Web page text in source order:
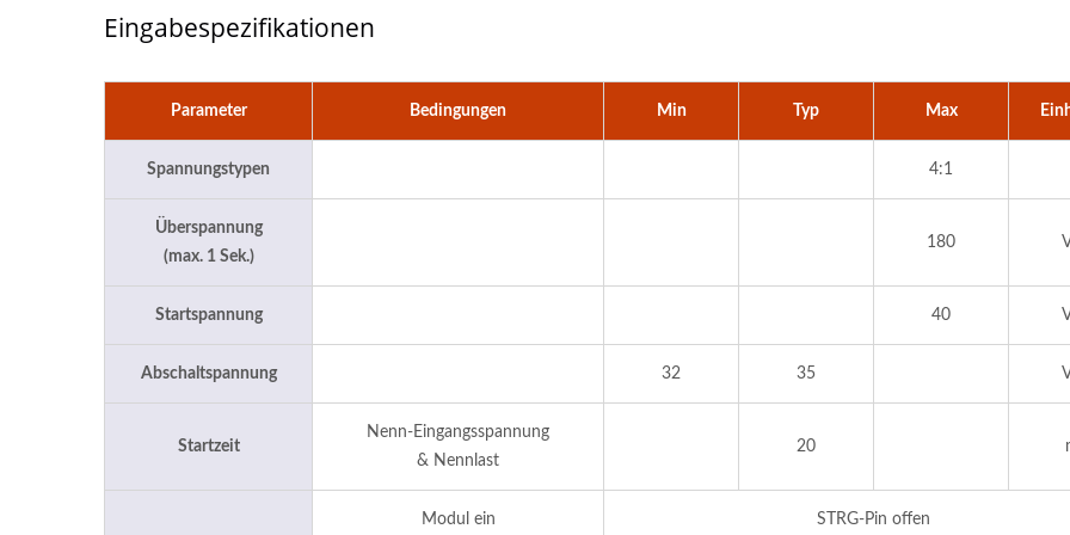
Eingabespezifikationen
Parameter Bedingungen Min Typ Max
Spannungstypen 4:1
Überspannung
(max. 1 Sek.)
180
Startspannung 40
Abschaltspannung 32 35
Startzeit
Nenn-Eingangsspannung
& Nennlast
20
Modul ein STRG-Pin offen